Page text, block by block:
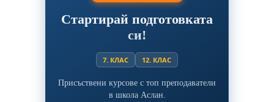
Стартирай подготовката
си!
7. КЛАС 12. КЛАС
Присъствени курсове с топ преподаватели
в школа Аслан.